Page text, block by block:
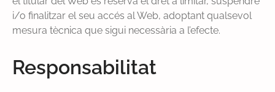
i/o finalitzar el seu accés al Web, adoptant qualsevol
mesura tècnica que sigui necessària a l’efecte.
Responsabilitat